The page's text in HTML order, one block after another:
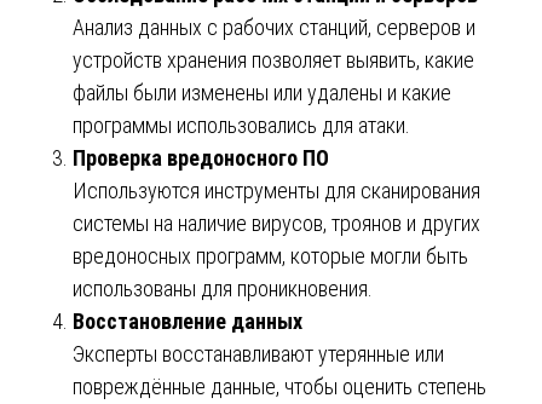
Анализ данных с рабочих станций, серверов и
устройств хранения позволяет выявить, какие
файлы были изменены или удалены и какие
программы использовались для атаки.
Проверка вредоносного ПО
Используются инструменты для сканирования
системы на наличие вирусов, троянов и других
вредоносных программ, которые могли быть
использованы для проникновения.
Восстановление данных
Эксперты восстанавливают утерянные или
повреждённые данные, чтобы оценить степень